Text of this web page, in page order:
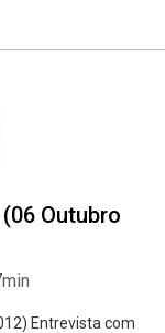
Outubro
Entrevista com